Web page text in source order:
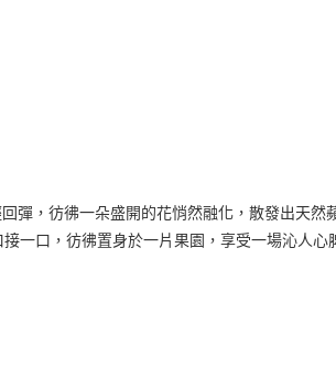
彈，彷彿一朵盛開的花悄然融化，散發出天然
一口，彷彿置身於一片果園，享受一場沁人